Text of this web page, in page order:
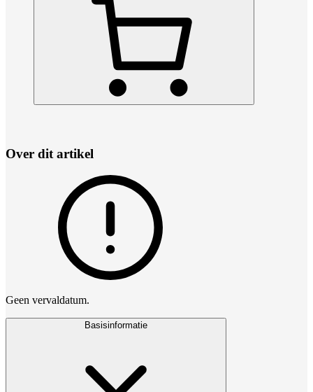
Over dit artikel
Geen vervaldatum.
Basisinformatie